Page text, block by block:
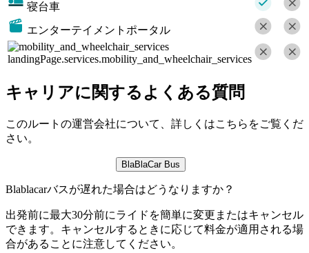
寝台車
エンターテイメントポータル
landingPage.services.mobility_and_wheelchair_services
キャリアに関するよくある質問
このルートの運営会社について、詳しくはこちらをご覧くだ
さい。
BlaBlaCar Bus
Blablacarバスが遅れた場合はどうなりますか？
出発前に最大30分前にライドを簡単に変更またはキャンセル
できます。キャンセルするときに応じて料金が適用される場
合があることに注意してください。